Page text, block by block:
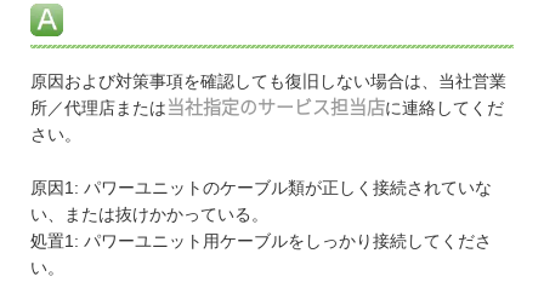
原因および対策事項を確認しても復旧しない場合は、当社営業
所／代理店または 当社指定のサービス担当店に連絡してくだ
さい。
原因1: パワーユニットのケーブル類が正しく接続されていな
い、または抜けかかっている。
処置1: パワーユニット用ケーブルをしっかり接続してくださ
い。